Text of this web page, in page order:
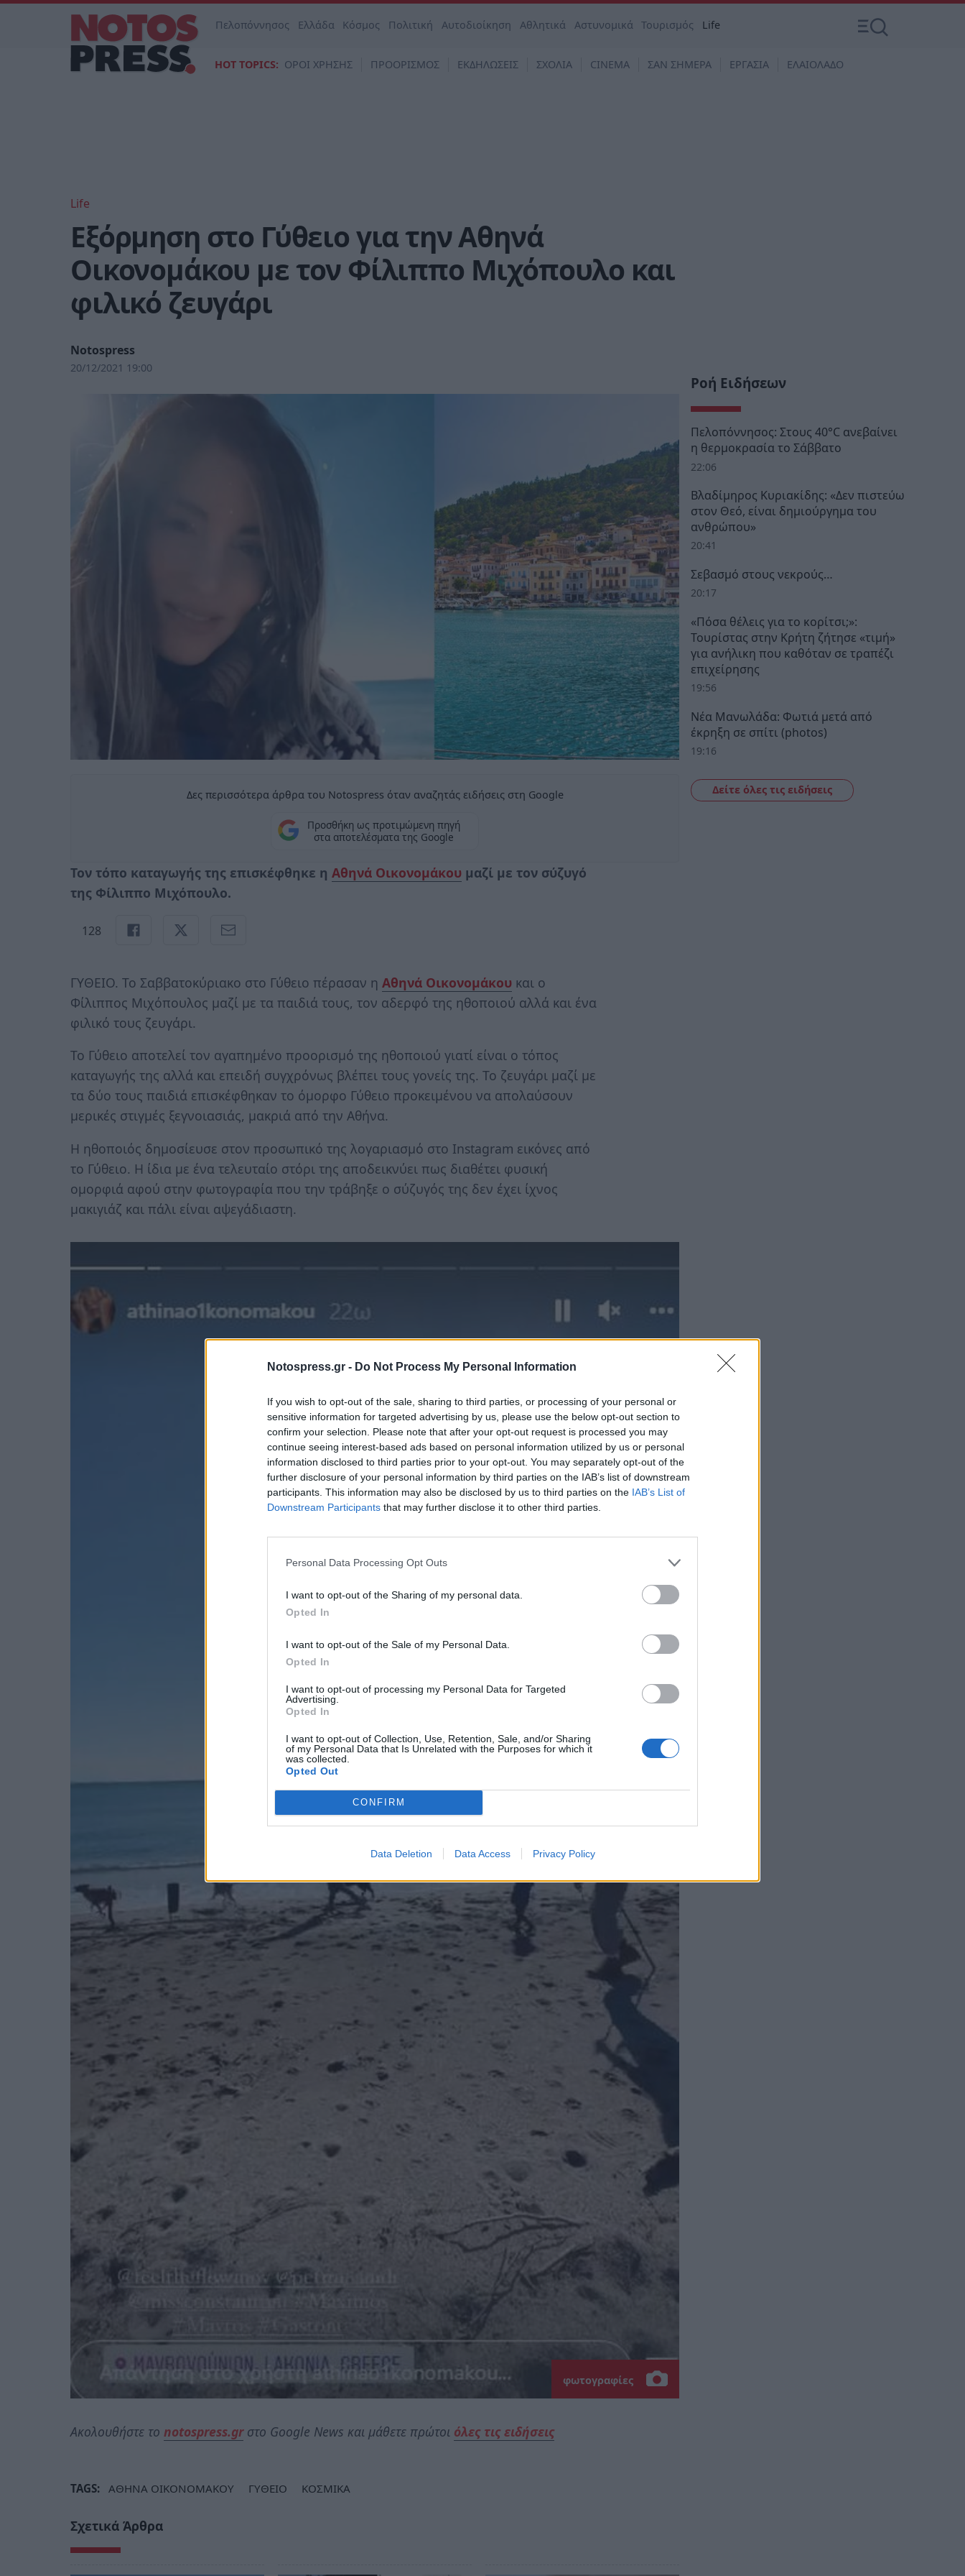
Notospress.gr - Do Not Process My Personal Information
If you wish to opt-out of the sale, sharing to third parties, or processing of your personal or
sensitive information for targeted advertising by us, please use the below opt-out section to
confirm your selection. Please note that after your opt-out request is processed you may
continue seeing interest-based ads based on personal information utilized by us or personal
information disclosed to third parties prior to your opt-out. You may separately opt-out of the
further disclosure of your personal information by third parties on the IAB’s list of downstream
participants. This information may also be disclosed by us to third parties on the IAB’s List of
Downstream Participants that may further disclose it to other third parties.
Personal Data Processing Opt Outs
I want to opt-out of the Sharing of my personal data.
Opted In
I want to opt-out of the Sale of my Personal Data.
Opted In
I want to opt-out of processing my Personal Data for Targeted
Advertising.
Opted In
I want to opt-out of Collection, Use, Retention, Sale, and/or Sharing
of my Personal Data that Is Unrelated with the Purposes for which it
was collected.
Opted Out
CONFIRM
Data Deletion Data Access Privacy Policy
Πελοπόννησος Ελλάδα Κόσμος Πολιτική Αυτοδιοίκηση Αθλητικά Αστυνομικά Τουρισμός Life
HOT TOPICS: ΟΡΟΙ ΧΡΗΣΗΣ ΠΡΟΟΡΙΣΜΟΣ ΕΚΔΗΛΩΣΕΙΣ ΣΧΟΛΙΑ CINEMA ΣΑΝ ΣΗΜΕΡΑ ΕΡΓΑΣΙΑ ΕΛΑΙΟΛΑΔΟ
Life
Εξόρμηση στο Γύθειο για την Αθηνά
Οικονομάκου με τον Φίλιππο Μιχόπουλο και
φιλικό ζευγάρι
Notospress
20/12/2021 19:00
Δες περισσότερα άρθρα του Notospress όταν αναζητάς ειδήσεις στη Google
Προσθήκη ως προτιμώμενη πηγή
στα αποτελέσματα της Google
Τον τόπο καταγωγής της επισκέφθηκε η Αθηνά Οικονομάκου μαζί με τον σύζυγό
της Φίλιππο Μιχόπουλο.
128
ΓΥΘΕΙΟ. Το Σαββατοκύριακο στο Γύθειο πέρασαν η Αθηνά Οικονομάκου και ο
Φίλιππος Μιχόπουλος μαζί με τα παιδιά τους, τον αδερφό της ηθοποιού αλλά και ένα
φιλικό τους ζευγάρι.
Το Γύθειο αποτελεί τον αγαπημένο προορισμό της ηθοποιού γιατί είναι ο τόπος
καταγωγής της αλλά και επειδή συγχρόνως βλέπει τους γονείς της. Το ζευγάρι μαζί με
τα δύο τους παιδιά επισκέφθηκαν το όμορφο Γύθειο προκειμένου να απολαύσουν
μερικές στιγμές ξεγνοιασιάς, μακριά από την Αθήνα.
Η ηθοποιός δημοσίευσε στον προσωπικό της λογαριασμό στο Instagram εικόνες από
το Γύθειο. Η ίδια με ένα τελευταίο στόρι της αποδεικνύει πως διαθέτει φυσική
ομορφιά αφού στην φωτογραφία που την τράβηξε ο σύζυγός της δεν έχει ίχνος
μακιγιάζ και πάλι είναι αψεγάδιαστη.
φωτογραφίες
Ακολουθήστε το notospress.grστο Google News και μάθετε πρώτοι όλες τις ειδήσεις
TAGS: ΑΘΗΝΑ ΟΙΚΟΝΟΜΑΚΟΥ ΓΥΘΕΙΟ ΚΟΣΜΙΚΑ
Σχετικά Άρθρα
Ροή Ειδήσεων
Πελοπόννησος: Στους 40°C ανεβαίνει
η θερμοκρασία το Σάββατο
22:06
Βλαδίμηρος Κυριακίδης: «Δεν πιστεύω
στον Θεό, είναι δημιούργημα του
ανθρώπου»
20:41
Σεβασμό στους νεκρούς…
20:17
«Πόσα θέλεις για το κορίτσι;»:
Τουρίστας στην Κρήτη ζήτησε «τιμή»
για ανήλικη που καθόταν σε τραπέζι
επιχείρησης
19:56
Νέα Μανωλάδα: Φωτιά μετά από
έκρηξη σε σπίτι (photos)
19:16
Δείτε όλες τις ειδήσεις